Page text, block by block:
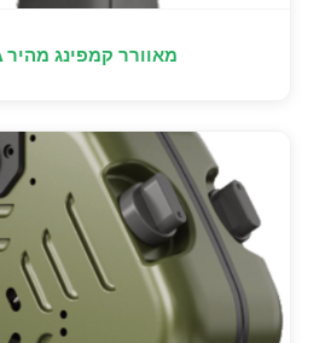
מאוורר קמפינג מהיר VOOMA